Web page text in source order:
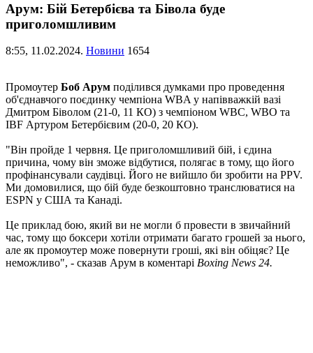
Арум: Бій Бетербієва та Бівола буде
приголомшливим
8:55, 11.02.2024. Новини 1654
Промоутер Боб Арум поділився думками про проведення
об'єднавчого поєдинку чемпіона WBA у напівважкій вазі
Дмитром Біволом (21-0, 11 КО) з чемпіоном WBC, WBO та
IBF Артуром Бетербієвим (20-0, 20 КО).
"Він пройде 1 червня. Це приголомшливий бій, і єдина
причина, чому він зможе відбутися, полягає в тому, що його
профінансували саудівці. Його не вийшло би зробити на PPV.
Ми домовилися, що бій буде безкоштовно транслюватися на
ESPN у США та Канаді.
Це приклад бою, який ви не могли б провести в звичайний
час, тому що боксери хотіли отримати багато грошей за нього,
але як промоутер може повернути гроші, які він обіцяє? Це
неможливо", - сказав Арум в коментарі Boxing News 24.